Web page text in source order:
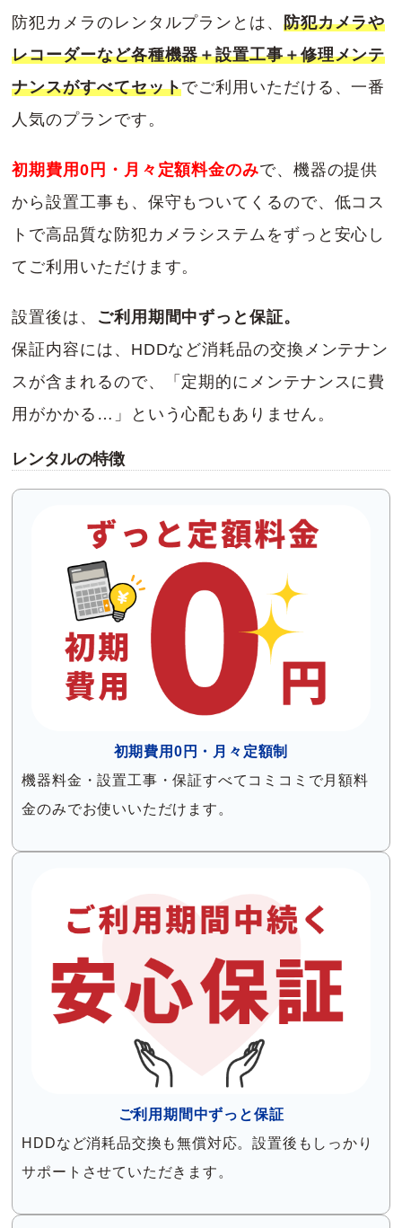
防犯カメラのレンタルプランとは、 防犯カメラや
レコーダーなど各種機器＋設置工事＋修理メンテ
ナンスがすべてセットでご利用いただける、一番
人気のプランです。
初期費用0円・月々定額料金のみで、機器の提供
から設置工事も、保守もついてくるので、低コス
トで高品質な防犯カメラシステムをずっと安心し
てご利用いただけます。
設置後は、
ご利用期間中ずっと保証。
保証内容には、HDDなど消耗品の交換メンテナン
スが含まれるので、「定期的にメンテナンスに費
用がかかる…」という心配もありません。
レンタルの特徴
初期費用0円・月々定額制
機器料金・設置工事・保証すべてコミコミで月額料
金のみでお使いいただけます。
ご利用期間中ずっと保証
HDDなど消耗品交換も無償対応。設置後もしっかり
サポートさせていただきます。